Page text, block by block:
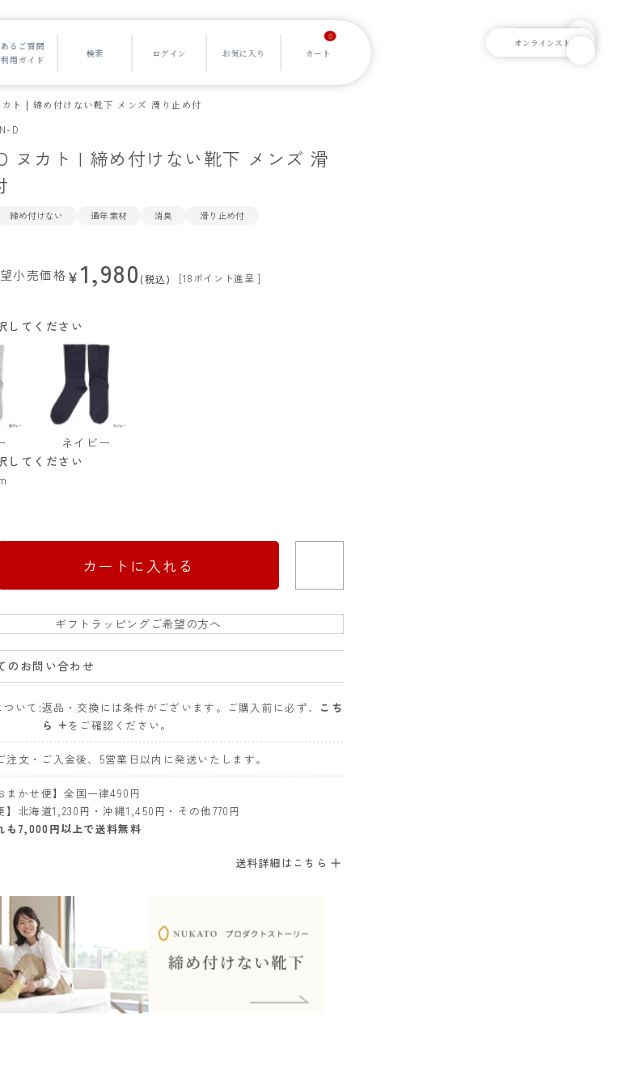
るご質問
用ガイド
0
ト | 締め付けない靴下 メンズ 滑り止め付
D
ヌカト | 締め付けない靴下 メンズ 滑
締め付けない 通年素材 消臭 滑り止め付
小売価格¥1,980 税込 [18ポイント進呈 ]
してください
してください
ネイビー
カートに入れる
ギフトラッピングご希望の方へ
のお問い合わせ
いて 返品・交換には条件がございます。ご購入前に必ず、 こち
ら + をご確認ください。
注文・ご入金後、5営業日以内に発送いたします。
まかせ便】全国一律490円
】北海道1,230円・沖縄1,450円・その他770円
も7,000円以上で送料無料
送料詳細はこちら